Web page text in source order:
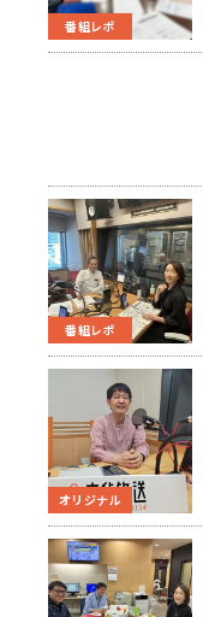
番組レポ
番組レポ
オリジナル